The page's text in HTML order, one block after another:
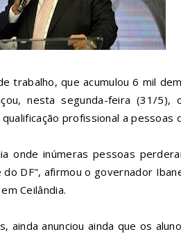
trabalho, que acumulou 6 mil
nesta segunda-feira (31/5),
profissional a pessoas
onde inúmeras pessoas
DF", afirmou o governador
Ceilândia.
ainda anunciou ainda que os